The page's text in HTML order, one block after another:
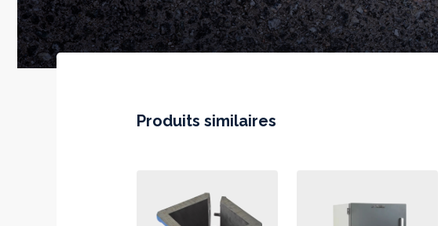
Produits similaires